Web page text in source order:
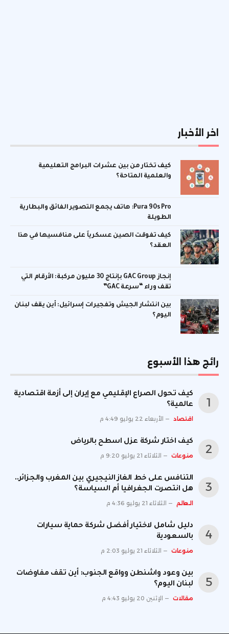
اخر الأخبار
كيف تختار من بين عشرات البرامج التعليمية
والعلمية المتاحة؟
Pura 90s Pro: هاتف يجمع التصوير الفائق والبطارية
الطويلة
كيف تفوقت الصين عسكرياً على منافسيها في هذا
العقد؟
إنجاز GAC Group بإنتاج 30 مليون مركبة: الأرقام التي
تقف وراء “سرعة GAC”
بين انتشار الجيش وتفجيرات إسرائيل: أين يقف لبنان
اليوم؟
رائج هذا الأسبوع
كيف تحول الصراع الإقليمي مع إيران إلى أزمة اقتصادية
عالمية؟
اقتصاد الأربعاء 22 يوليو 4:49 م
كيف اختار شركة عزل اسطح بالرياض
منوعات الثلاثاء 21 يوليو 9:20 م
التنافس على خط الغاز النيجيري بين المغرب والجزائر..
هل انتصرت الجغرافيا أم السياسة؟
العالم الثلاثاء 21 يوليو 4:36 م
دليل شامل لاختيار أفضل شركة حماية سيارات
بالسعودية
منوعات الثلاثاء 21 يوليو 2:03 م
بين وعود واشنطن وواقع الجنوب: أين تقف مفاوضات
لبنان اليوم؟
مقالات الإثنين 20 يوليو 4:43 م